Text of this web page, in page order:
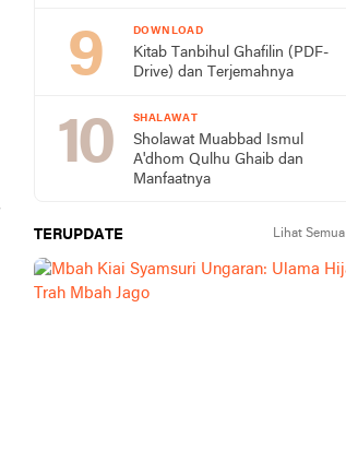
DOWNLOAD
Kitab Tanbihul Ghafilin (PDF-
Drive) dan Terjemahnya
SHALAWAT
Sholawat Muabbad Ismul
A'dhom Qulhu Ghaib dan
Manfaatnya
TERUPDATE Lihat Semua